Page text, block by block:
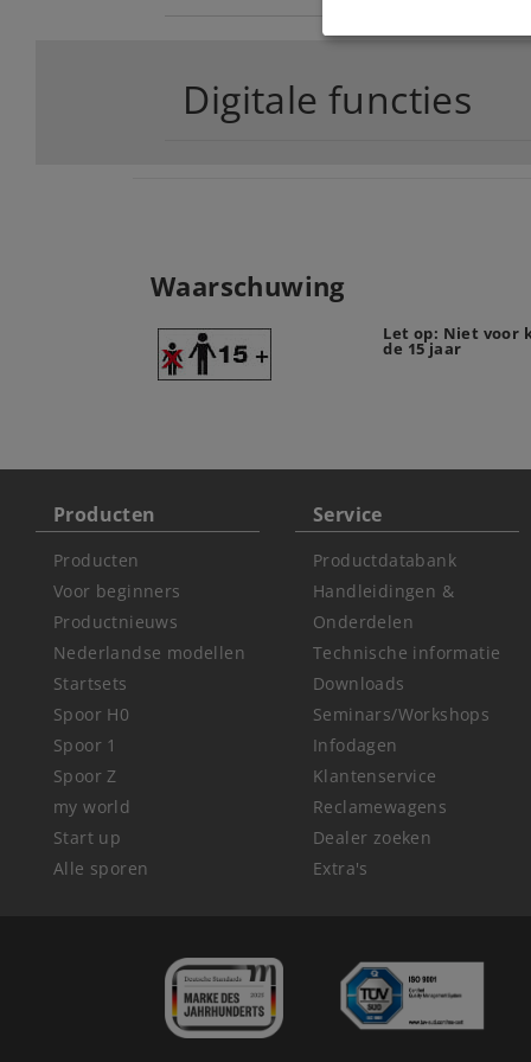
Digitale functies
Waarschuwing
Let op: Niet voor
de 15 jaar
Producten
Producten
Voor beginners
Productnieuws
Nederlandse modellen
Startsets
Spoor H0
Spoor 1
Spoor Z
my world
Start up
Alle sporen
Service
Productdatabank
Handleidingen &
Onderdelen
Technische informatie
Downloads
Seminars/Workshops
Infodagen
Klantenservice
Reclamewagens
Dealer zoeken
Extra's